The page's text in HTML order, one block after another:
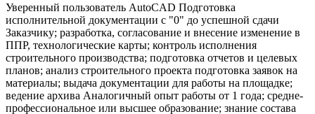
Уверенный пользователь AutoCAD Подготовка
исполнительной документации с "0" до успешной сдачи
Заказчику; разработка, согласование и внесение изменение в
ППР, технологические карты; контроль исполнения
строительного производства; подготовка отчетов и целевых
планов; анализ строительного проекта подготовка заявок на
материалы; выдача документации для работы на площадке;
ведение архива Аналогичный опыт работы от 1 года; средне-
профессиональное или высшее образование; знание состава